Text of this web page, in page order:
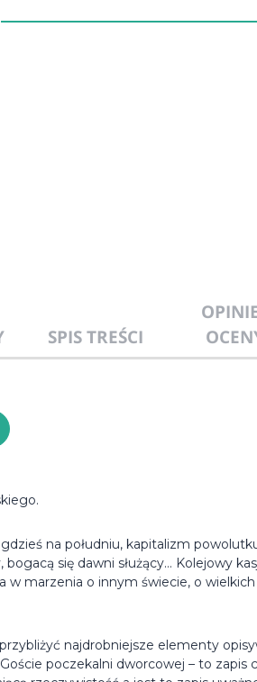
SPIS TREŚCI
na południu, kapitalizm
się dawni służący… Kolejowy
w marzenia o innym świecie, o
najdrobniejsze elementy
Goście poczekalni dworcowej – to zapis